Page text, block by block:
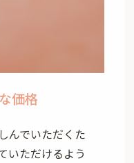
価格
んでいただくた
いただけるよう